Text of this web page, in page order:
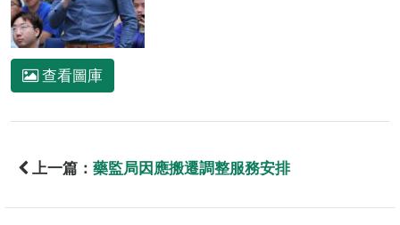
查看圖庫
上一篇： 藥監局因應搬遷調整服務安排